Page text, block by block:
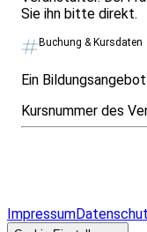
Sie ihn bitte direkt.
Buchung & Kursdaten
Ein
Kursnummer des
Impressum